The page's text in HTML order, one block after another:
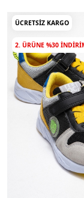
ÜCRETSIZ KARGO
2. ÜRÜNE %30